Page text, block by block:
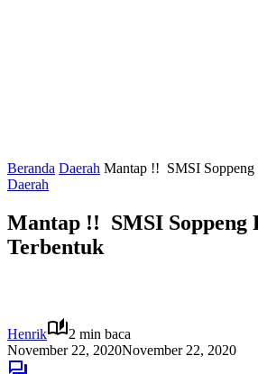
Beranda Daerah Mantap !! SMSI Soppeng
Daerah
Mantap !! SMSI Soppeng
Terbentuk
Henrik
2 min baca
November 22, 2020November 22, 2020